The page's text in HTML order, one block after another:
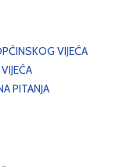
VIJEĆA
PITANJA